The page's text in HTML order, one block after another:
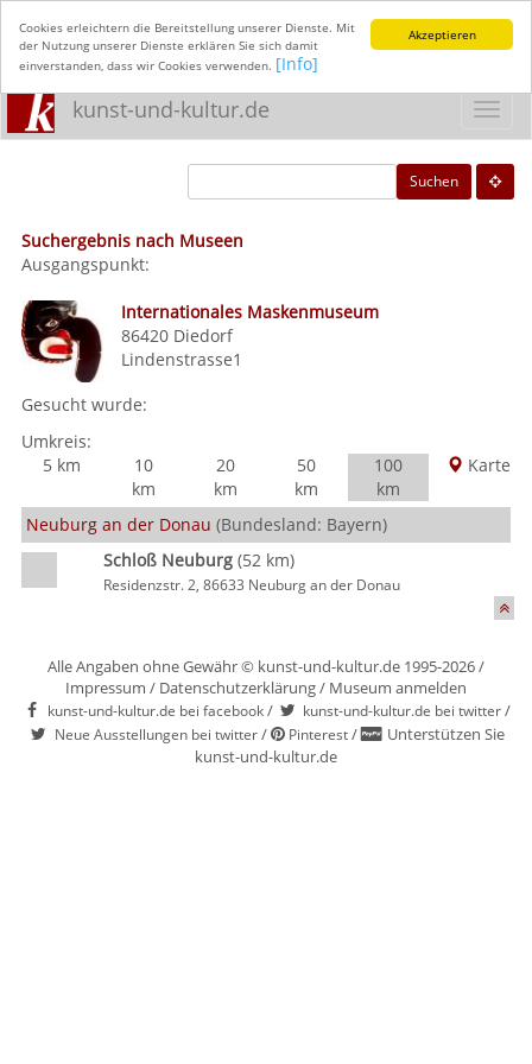
Akzeptieren
Cookies erleichtern die Bereitstellung unserer Dienste. Mit
der Nutzung unserer Dienste erklären Sie sich damit
einverstanden, dass wir Cookies verwenden. [Info]
kunst-und-kultur.de
Suchen
Suchergebnis nach Museen
Ausgangspunkt:
Internationales Maskenmuseum
86420 Diedorf
Lindenstrasse1
Gesucht wurde:
Umkreis:
5 km
10
km
20
km
50
km
100
km
Karte
Neuburg an der Donau (Bundesland: Bayern)
Schloß Neuburg(52 km)
Residenzstr. 2, 86633 Neuburg an der Donau
Alle Angaben ohne Gewähr © kunst-und-kultur.de 1995-2026 /
Impressum / Datenschutzerklärung/ Museum anmelden
kunst-und-kultur.de bei facebook/ kunst-und-kultur.de bei twitter/
Neue Ausstellungen bei twitter/ Pinterest/
Unterstützen Sie
kunst-und-kultur.de